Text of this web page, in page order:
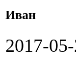
Иван
2017-